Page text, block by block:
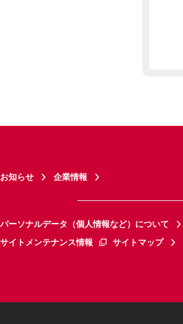
お知らせ 企業情報
パーソナルデータ（個人情報など）について
サイトメンテナンス情報
サイトマップ